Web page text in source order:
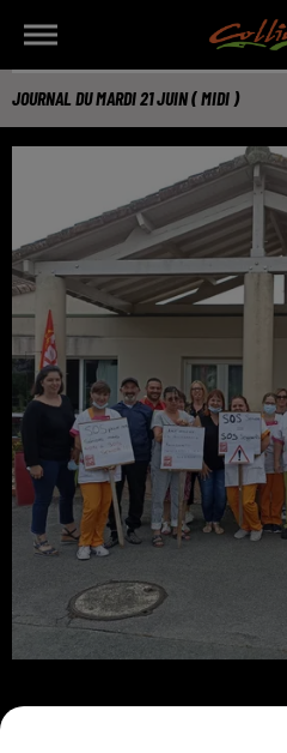
JOURNAL DU MARDI 21 JUIN ( MIDI )